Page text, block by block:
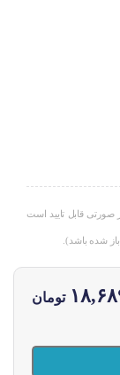
صورتی قابل تایید است
شده باشد).
تومان